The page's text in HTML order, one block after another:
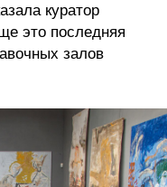
куратор
это последняя
залов